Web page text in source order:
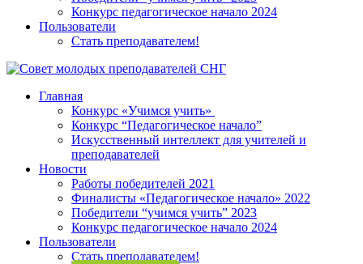
Конкурс педагогическое начало 2024
Пользователи
Стать преподавателем!
Главная
Конкурс «Учимся учить»
Конкурс “Педагогическое начало”
Искусственный интеллект для учителей и
преподавателей
Новости
Работы победителей 2021
Финалисты «Педагогическое начало» 2022
Победители “учимся учить” 2023
Конкурс педагогическое начало 2024
Пользователи
Стать преподавателем!